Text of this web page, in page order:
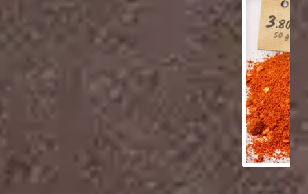
3.80
50 g